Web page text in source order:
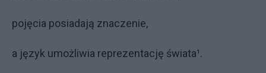
pojęcia posiadają znaczenie,
a język umożliwia reprezentację świata¹.